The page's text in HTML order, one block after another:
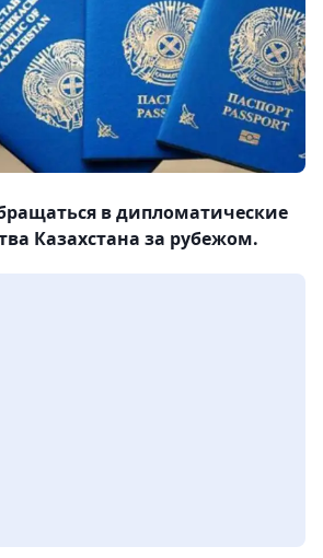
в дипломатические
Казахстана за рубежом.